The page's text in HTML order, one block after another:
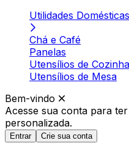
Utilidades Domésticas
Chá e Café
Panelas
Utensílios de Cozinha
Utensílios de Mesa
Bem-vindo
Acesse sua conta para ter
personalizada.
Entrar Crie sua conta